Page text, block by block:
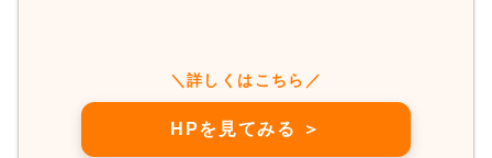
＼詳しくはこちら／
HPを見てみる ＞